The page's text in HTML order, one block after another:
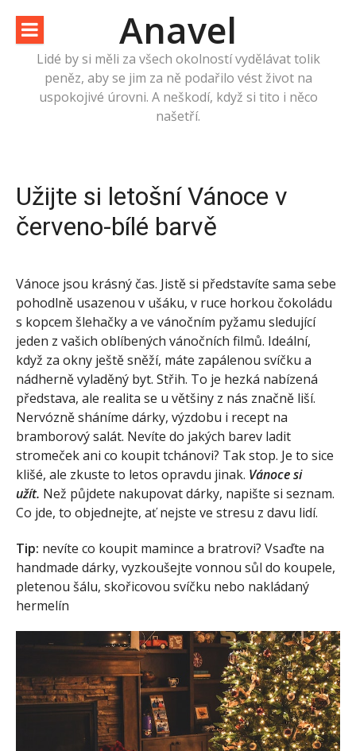
obsah
Anavel
Lidé by si měli za všech okolností vydělávat tolik
peněz, aby se jim za ně podařilo vést život na
uspokojivé úrovni. A neškodí, když si tito i něco
našetří.
Užijte si letošní Vánoce v
červeno-bílé barvě
Vánoce jsou krásný čas. Jistě si představíte sama sebe
pohodlně usazenou v ušáku, v ruce horkou čokoládu
s kopcem šlehačky a ve vánočním pyžamu sledující
jeden z vašich oblíbených vánočních filmů. Ideální,
když za okny ještě sněží, máte zapálenou svíčku a
nádherně vyladěný byt. Střih. To je hezká nabízená
představa, ale realita se u většiny z nás značně liší.
Nervózně sháníme dárky, výzdobu i recept na
bramborový salát. Nevíte do jakých barev ladit
stromeček ani co koupit tchánovi? Tak stop. Je to sice
klišé, ale zkuste to letos opravdu jinak. Vánoce si
užít. Než půjdete nakupovat dárky, napište si seznam.
Co jde, to objednejte, ať nejste ve stresu z davu lidí.
Tip: nevíte co koupit mamince a bratrovi? Vsaďte na
handmade dárky, vyzkoušejte vonnou sůl do koupele,
pletenou šálu, skořicovou svíčku nebo nakládaný
hermelín